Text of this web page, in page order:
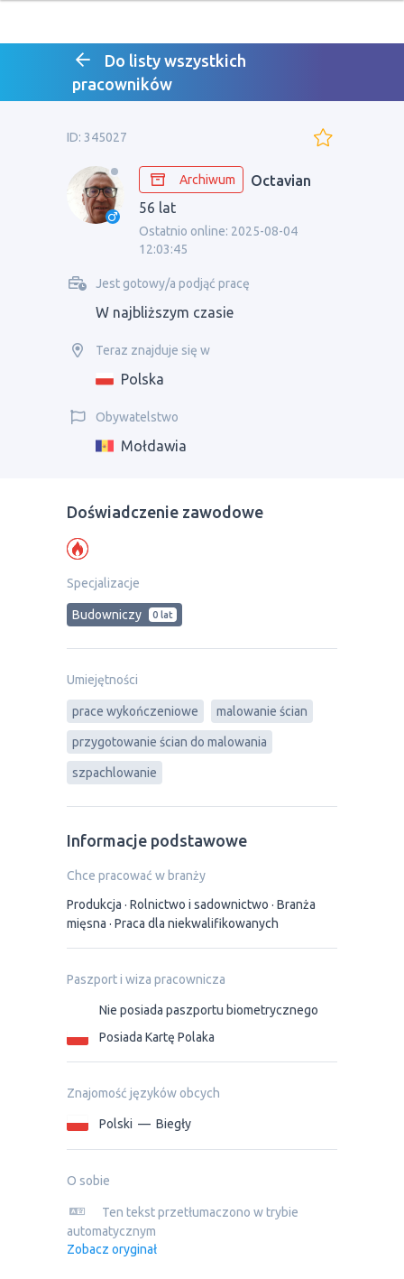
Do listy wszystkich
pracowników
ID: 345027
Archiwum
Octavian
56 lat
Ostatnio online: 2025-08-04
12:03:45
Jest gotowy/a podjąć pracę
W najbliższym czasie
Teraz znajduje się w
Polska
Obywatelstwo
Mołdawia
Doświadczenie zawodowe
Specjalizacje
Budowniczy 0 lat
Umiejętności
prace wykończeniowe malowanie ścian
przygotowanie ścian do malowania
szpachlowanie
Informacje podstawowe
Chce pracować w branży
Produkcja
Rolnictwo i sadownictwo
Branża
mięsna
Praca dla niekwalifikowanych
Paszport i wiza pracownicza
Nie posiada paszportu biometrycznego
Posiada Kartę Polaka
Znajomość języków obcych
Polski — Biegły
O sobie
Ten tekst przetłumaczono w trybie
automatycznym
Zobacz oryginał